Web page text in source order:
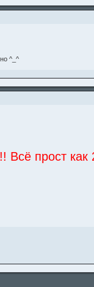
^_^
Всё прост как